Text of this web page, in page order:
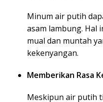
Minum air putih
asam lambung. Hal
mual dan muntah
kekenyangan.
Memberikan Rasa
Meskipun air putih